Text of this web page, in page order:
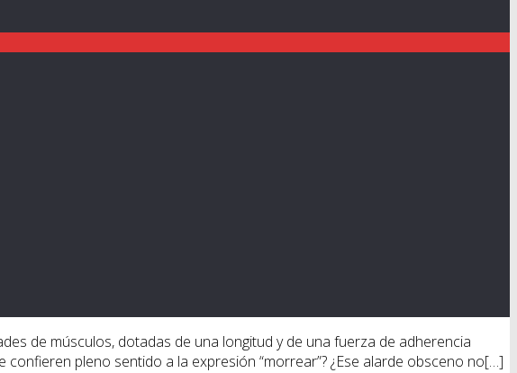
de músculos, dotadas de una longitud y de una fuerza de adherencia
pleno sentido a la expresión “morrear”? ¿Ese alarde obsceno no[…]